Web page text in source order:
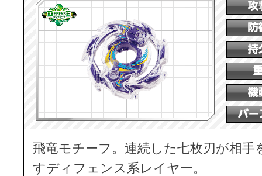
飛竜モチーフ。連続した七枚刃が相手
すディフェンス系レイヤー。